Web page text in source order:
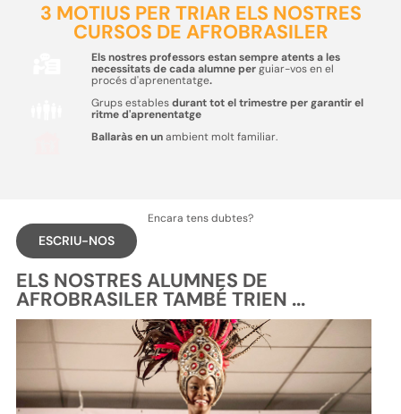
3 MOTIUS PER TRIAR ELS NOSTRES
CURSOS DE AFROBRASILER
Els nostres professors estan sempre atents a les
necessitats de cada alumne perguiar-vos en el
procés d'aprenentatge.
Grups establesdurant tot el trimestre per garantir el
ritme d'aprenentatge
Ballaràs en unambient molt familiar.
Encara tens dubtes?
ESCRIU-NOS
ELS NOSTRES ALUMNES DE
AFROBRASILER TAMBÉ TRIEN ...